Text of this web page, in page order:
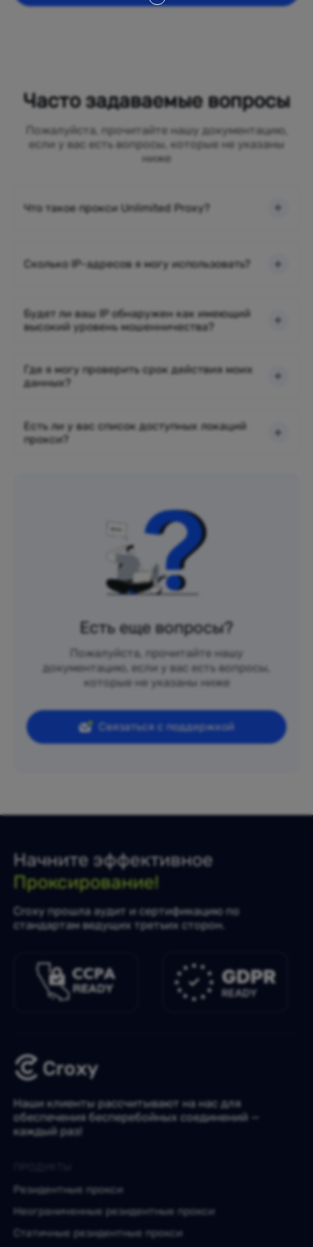
Часто задаваемые вопросы
Пожалуйста, прочитайте нашу документацию,
если у вас есть вопросы, которые не указаны
ниже
Что такое прокси Unlimited Proxy?
Сколько IP-адресов я могу использовать?
Будет ли ваш IP обнаружен как имеющий
высокий уровень мошенничества?
Где я могу проверить срок действия моих
данных?
Есть ли у вас список доступных локаций
прокси?
Есть еще вопросы?
Пожалуйста, прочитайте нашу
документацию, если у вас есть вопросы,
которые не указаны ниже
Связаться с поддержкой
Начните эффективное
Проксирование!
Croxy прошла аудит и сертификацию по
стандартам ведущих третьих сторон.
Наши клиенты рассчитывают на нас для
обеспечения бесперебойных соединений —
каждый раз!
Резидентные прокси
Неограниченные резидентные прокси
Статичные резидентные прокси